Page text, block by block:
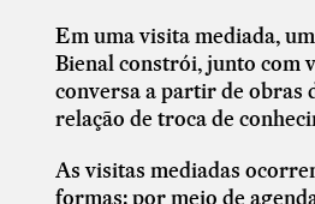
Em uma visita mediada,
Bienal constrói, junto com
conversa a partir de obras
relação de troca de
As visitas mediadas
formas: por meio de